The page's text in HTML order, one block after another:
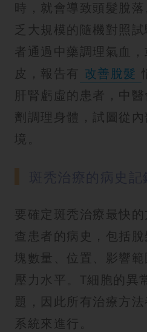
時，就會導致頭髮脫
乏大規模的隨機對照
者通過中藥調理氣血
皮，報告有 改善脫髮
肝腎虧虛的患者，中
劑調理身體，試圖從
境。
要確定斑秃治療最快
查患者的病史，包括
塊數量、位置、影響
壓力水平。T細胞的異
題，因此所有治療方
系統來進行。